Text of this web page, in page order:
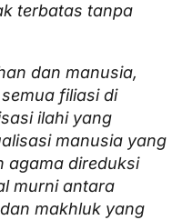
terbatas tanpa
dan manusia,
filiasi di
ilahi yang
manusia yang
agama direduksi
murni antara
makhluk yang